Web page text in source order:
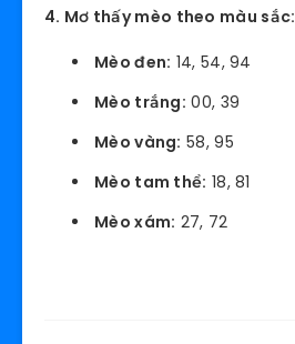
4. Mơ thấy mèo theo màu sắc:
Mèo đen: 14, 54, 94
Mèo trắng: 00, 39
Mèo vàng: 58, 95
Mèo tam thể: 18, 81
Mèo xám: 27, 72